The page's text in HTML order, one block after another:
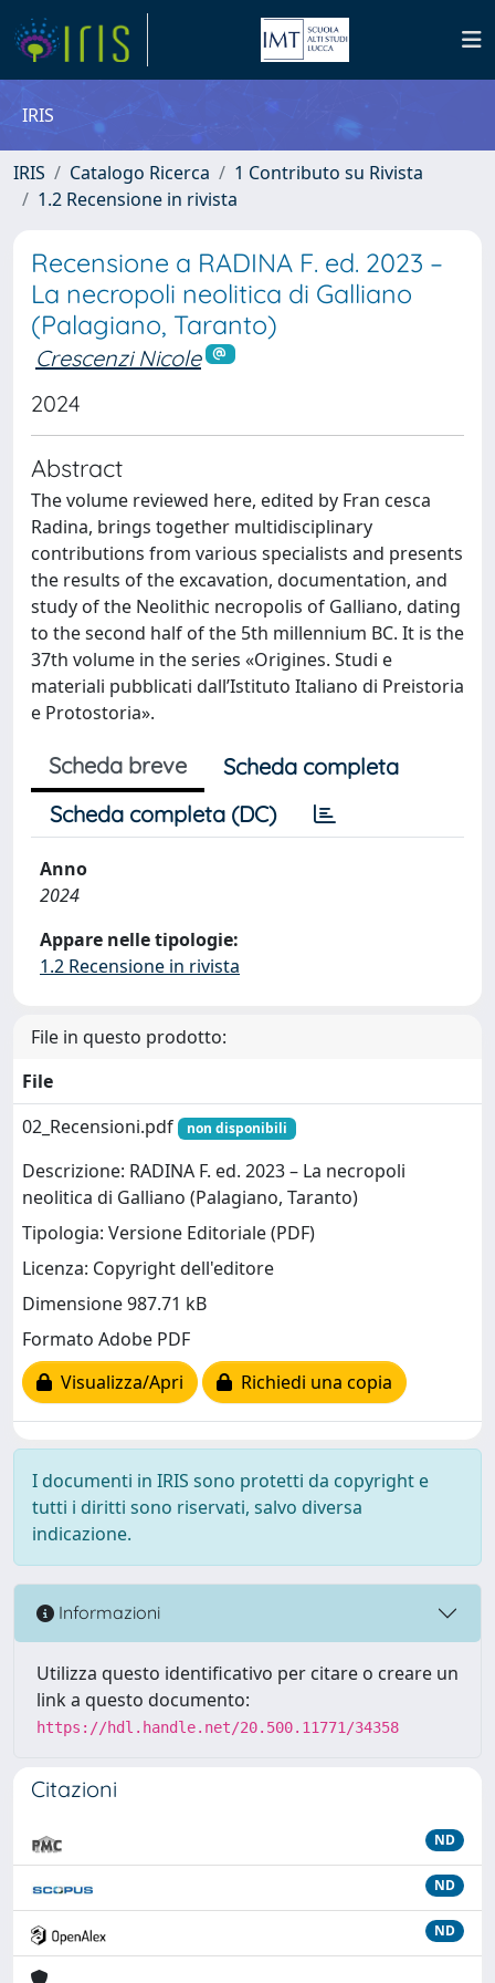
IRIS
IRIS Catalogo Ricerca
1 Contributo su Rivista
1.2 Recensione in rivista
Recensione a RADINA F. ed. 2023 –
La necropoli neolitica di Galliano
(Palagiano, Taranto)
Crescenzi Nicole
2024
Abstract
The volume reviewed here, edited by Fran cesca
Radina, brings together multidisciplinary
contributions from various specialists and presents
the results of the excavation, documentation, and
study of the Neolithic necropolis of Galliano, dating
to the second half of the 5th millennium BC. It is the
37th volume in the series «Origines. Studi e
materiali pubblicati dall’Istituto Italiano di Preistoria
e Protostoria».
Scheda breve
Scheda completa
Scheda completa (DC)
Anno
2024
Appare nelle tipologie:
1.2 Recensione in rivista
File in questo prodotto:
File
02_Recensioni.pdf
non disponibili
Descrizione: RADINA F. ed. 2023 – La necropoli
neolitica di Galliano (Palagiano, Taranto)
Tipologia: Versione Editoriale (PDF)
Licenza: Copyright dell'editore
Dimensione 987.71 kB
Formato Adobe PDF
Visualizza/Apri
Richiedi una copia
I documenti in IRIS sono protetti da copyright e
tutti i diritti sono riservati, salvo diversa
indicazione.
Informazioni
Utilizza questo identificativo per citare o creare un
link a questo documento:
https://hdl.handle.net/20.500.11771/34358
Citazioni
ND
ND
ND